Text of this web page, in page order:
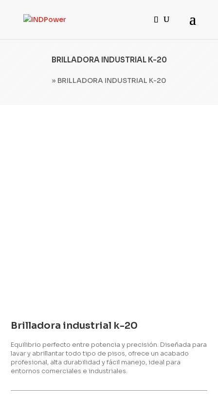
BRILLADORA INDUSTRIAL K-20
» BRILLADORA INDUSTRIAL K-20
Brilladora industrial k-20
Equilibrio perfecto entre potencia y precisión. Diseñada para
lavar y abrillantar todo tipo de pisos, ofrece un acabado
profesional, alta durabilidad y fácil manejo, ideal para
entornos comerciales e industriales.